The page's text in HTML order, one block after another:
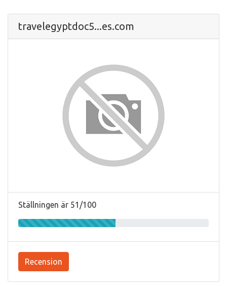
travelegyptdoc5...es.com
Ställningen är 51/100
Recension